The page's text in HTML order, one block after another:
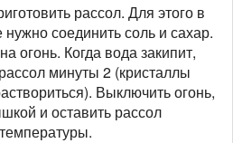
рассол. Для этого в
соединить соль и сахар.
огонь. Когда вода закипит,
минуты 2 (кристаллы
Выключить огонь,
и оставить рассол